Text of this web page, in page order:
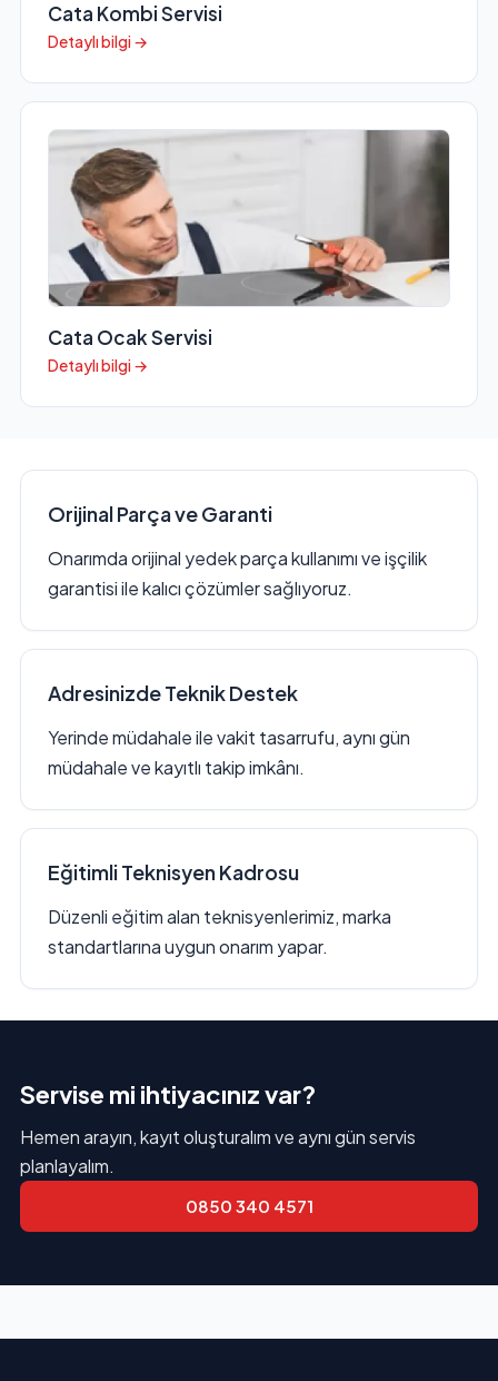
Cata Kombi Servisi
Detaylı bilgi →
Cata Ocak Servisi
Detaylı bilgi →
Orijinal Parça ve Garanti
Onarımda orijinal yedek parça kullanımı ve işçilik
garantisi ile kalıcı çözümler sağlıyoruz.
Adresinizde Teknik Destek
Yerinde müdahale ile vakit tasarrufu, aynı gün
müdahale ve kayıtlı takip imkânı.
Eğitimli Teknisyen Kadrosu
Düzenli eğitim alan teknisyenlerimiz, marka
standartlarına uygun onarım yapar.
Servise mi ihtiyacınız var?
Hemen arayın, kayıt oluşturalım ve aynı gün servis
planlayalım.
0850 340 4571